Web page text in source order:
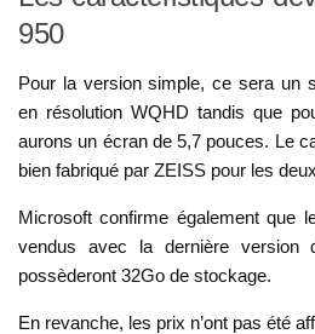
950
Pour la version simple, ce sera un
en résolution WQHD tandis que
aurons un écran de 5,7 pouces. Le
bien fabriqué par ZEISS pour les
Microsoft confirme également que
vendus avec la dernière version
possèderont 32Go de stockage.
En revanche, les prix n’ont pas été